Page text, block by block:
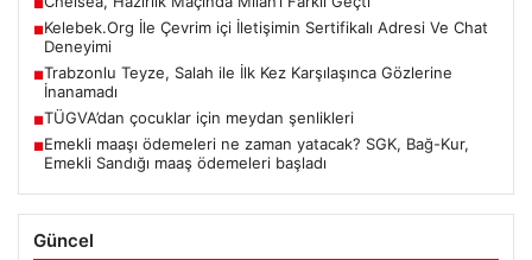
■
■Kelebek.Org İle Çevrim içi İletişimin Sertifikalı Adresi Ve Chat
Deneyimi
■Trabzonlu Teyze, Salah ile İlk Kez Karşılaşınca Gözlerine
İnanamadı
■TÜGVA’dan çocuklar için meydan şenlikleri
■Emekli maaşı ödemeleri ne zaman yatacak? SGK, Bağ-Kur,
Emekli Sandığı maaş ödemeleri başladı
Güncel